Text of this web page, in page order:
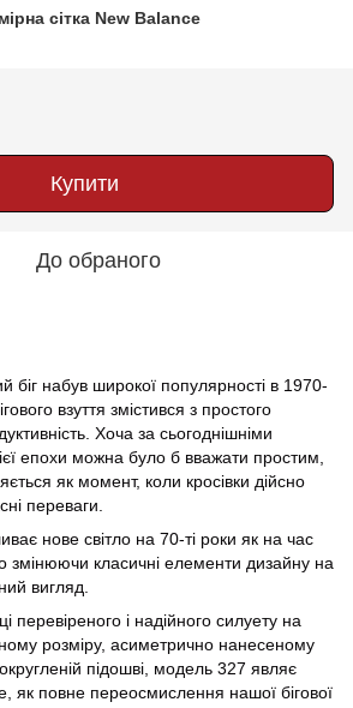
сітка New Balance
Купити
До обраного
біг набув широкої популярності в 1970-
взуття змістився з простого
Хоча за сьогоднішніми
епохи можна було б вважати простим,
як момент, коли кросівки дійсно
переваги.
нове світло на 70-ті роки як на час
змінюючи класичні елементи дизайну на
вигляд.
перевіреного і надійного силуету на
розміру, асиметрично нанесеному
підошві, модель 327 являє
як повне переосмислення нашої бігової